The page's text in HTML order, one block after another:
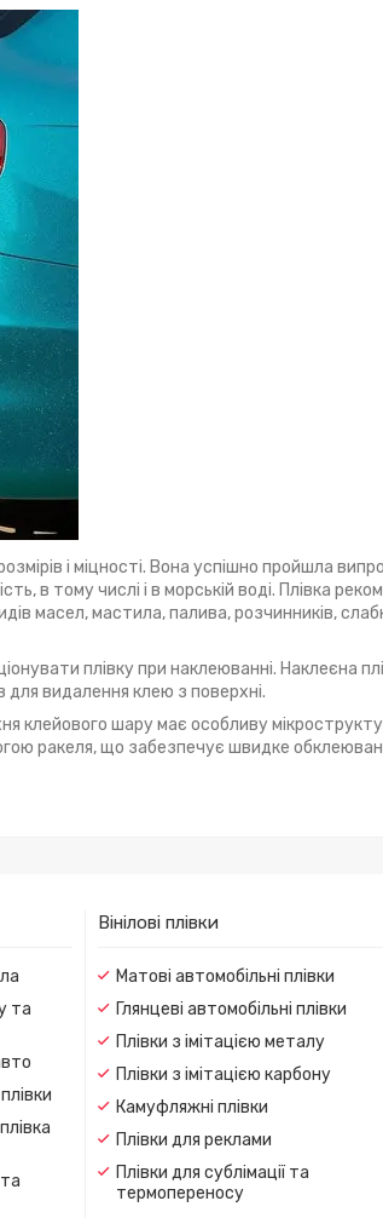
і міцності. Вона успішно пройшла
в тому числі і в морській воді. Плівка
масел, мастила, палива, розчинників,
плівку при наклеюванні. Наклеєна
для видалення клею з поверхні.
клейового шару має особливу
ракеля, що забезпечує швидке
та
Вінілові плівки
Матові автомобільні плівки
Глянцеві автомобільні плівки
Плівки з імітацією металу
Плівки з імітацією карбону
Камуфляжні плівки
Плівки для реклами
Плівки для сублімації та
термопереносу